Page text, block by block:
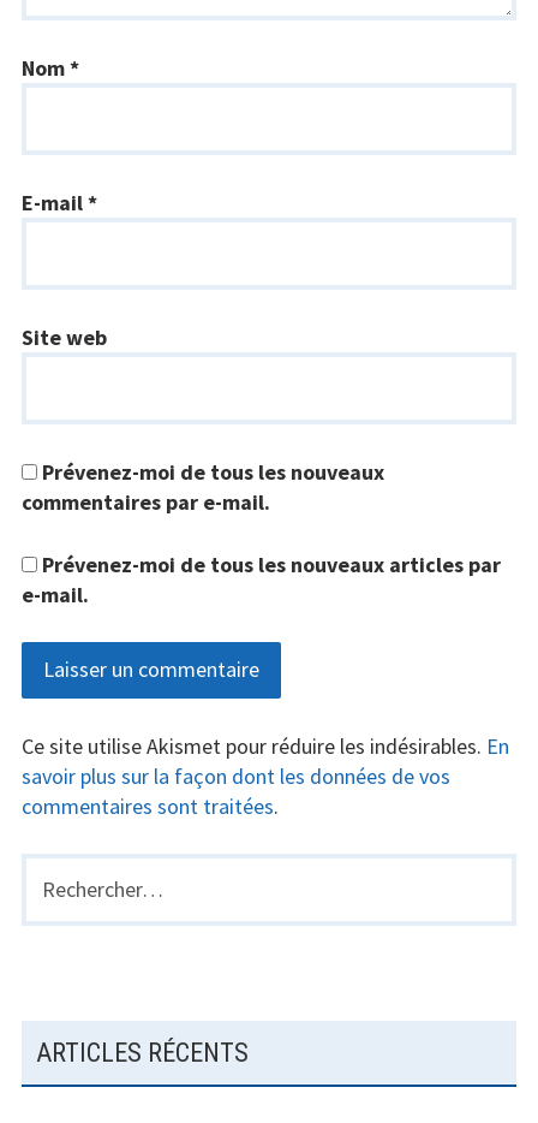
Nom*
E-mail*
Site web
Prévenez-moi de tous les nouveaux
commentaires par e-mail.
Prévenez-moi de tous les nouveaux articles par
e-mail.
Ce site utilise Akismet pour réduire les indésirables. En
savoir plus sur la façon dont les données de vos
commentaires sont traitées.
BARRE
LATÉRALE
Rechercher :
ARTICLES RÉCENTS